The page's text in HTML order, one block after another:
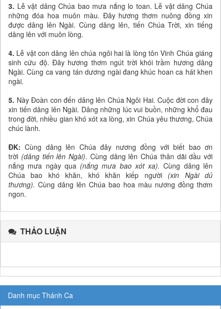
3. Lễ vật dâng Chúa bao mưa nắng lo toan. Lễ vật dâng Chúa
những đóa hoa muôn màu. Đây hương thơm nuông đồng xin
được dâng lên Ngài. Cùng dâng lên, tiến Chúa Trời, xin tiếng
dâng lên với muôn lòng.
4. Lễ vật con dâng lên chúa ngôi hai là lòng tôn Vinh Chúa giáng
sinh cứu độ. Đây hương thơm ngút trời khói trầm hương dâng
Ngài. Cùng ca vang tán dương ngài đang khúc hoan ca hát khen
ngài.
5. Này Đoàn con đến dâng lên Chúa Ngôi Hai. Cuộc đời con đây
xin tiến dâng lên Ngài. Dâng những lúc vui buồn, những khổ đau
trong đời, nhiều gian khó xót xa lòng, xin Chúa yêu thương, Chúa
chúc lành.
ĐK: Cùng dâng lên Chúa đây nương đồng với biết bao ơn
trời (dâng tiến lên Ngài). Cùng dâng lên Chúa thân dãi dầu với
nắng mưa ngày qua (nắng mưa bao xót xa). Cùng dâng lên
Chúa bao khó khăn, khó khăn kiếp người (xin Ngài dủ
thương). Cùng dâng lên Chúa bao hoa màu nương đồng thơm
ngon.
THẢO LUẬN
Danh mục Thánh Ca